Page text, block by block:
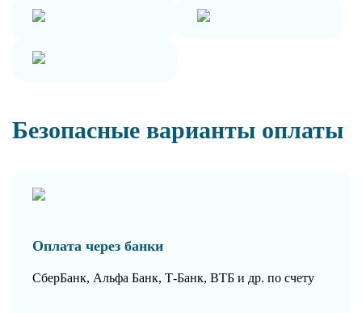
Безопасные варианты оплаты
Оплата через банки
СберБанк, Альфа Банк, Т-Банк, ВТБ и др. по счету